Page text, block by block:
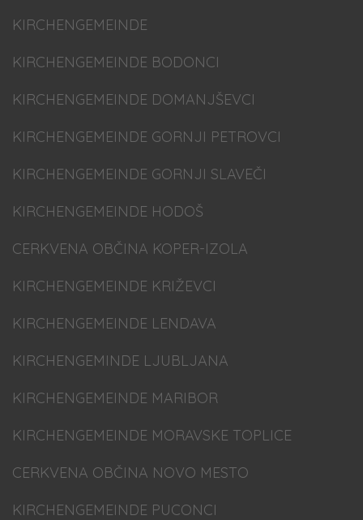
KIRCHENGEMEINDE
KIRCHENGEMEINDE BODONCI
KIRCHENGEMEINDE DOMANJŠEVCI
KIRCHENGEMEINDE GORNJI PETROVCI
KIRCHENGEMEINDE GORNJI SLAVEČI
KIRCHENGEMEINDE HODOŠ
CERKVENA OBČINA KOPER-IZOLA
KIRCHENGEMEINDE KRIŽEVCI
KIRCHENGEMEINDE LENDAVA
KIRCHENGEMINDE LJUBLJANA
KIRCHENGEMEINDE MARIBOR
KIRCHENGEMEINDE MORAVSKE TOPLICE
CERKVENA OBČINA NOVO MESTO
KIRCHENGEMEINDE PUCONCI